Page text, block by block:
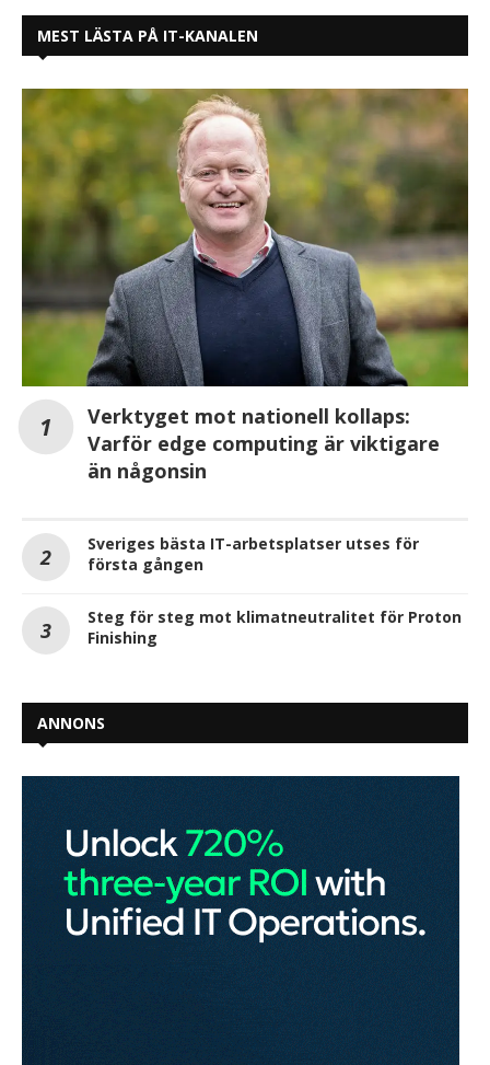
MEST LÄSTA PÅ IT-KANALEN
Verktyget mot nationell kollaps:
Varför edge computing är viktigare
än någonsin
Sveriges bästa IT-arbetsplatser utses för
första gången
Steg för steg mot klimatneutralitet för Proton
Finishing
ANNONS